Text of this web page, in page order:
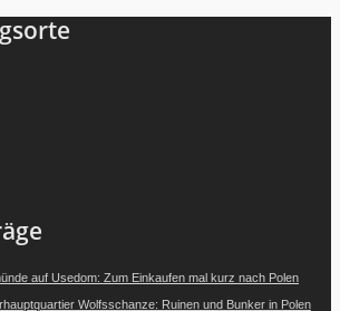
auf Usedom: Zum Einkaufen mal kurz nach Polen
Wolfsschanze: Ruinen und Bunker in Polen